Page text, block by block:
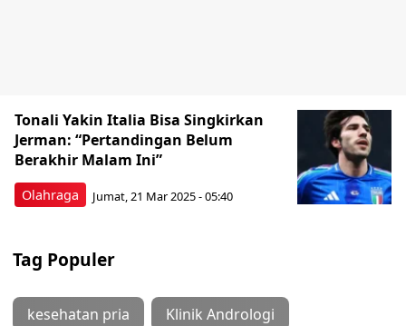
Olahraga
Tonali Yakin Italia Bisa Singkirkan
Jerman: “Pertandingan Belum
Berakhir Malam Ini”
Jumat, 21 Mar 2025 - 05:40
Tag Populer
kesehatan pria Klinik Andrologi